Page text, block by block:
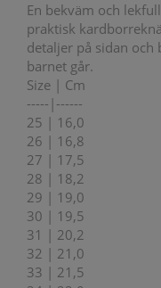
En bekväm och
praktisk
detaljer på sidan
barnet går.
Size | Cm
-----|------
25 | 16,0
26 | 16,8
27 | 17,5
28 | 18,2
29 | 19,0
30 | 19,5
31 | 20,2
32 | 21,0
33 | 21,5